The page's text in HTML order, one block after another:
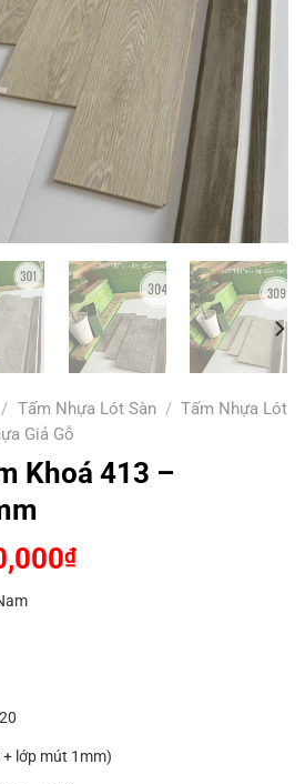
/ Tấm Nhựa Lót Sàn / Tấm Nhựa Lót
Giả Gỗ
Khoá 413 –
₫Giá
lớp mút 1mm)